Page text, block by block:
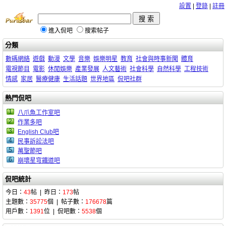
設置 登錄 註冊
進入侃吧 搜索帖子
分類
數碼網絡 遊戲 動漫 文學 音樂 娛樂明星 教育 社會與時事新聞 體育
電視節目
電影 休閒娛樂 產業發展 人文藝術 社會科學 自然科學 工程技術
情感 家居 醫療健康 生活話題 世界地區 侃吧社群
熱門侃吧
1
八爪魚工作室吧
2
作業多吧
3
English Club吧
4
民事訴訟法吧
5
萬聖節吧
6
崩壞星穹鐵道吧
侃吧統計
今日： 43帖 | 昨日： 173帖
主題數： 35775個 | 帖子數： 176678篇
用戶數： 1391位 | 侃吧數： 5538個